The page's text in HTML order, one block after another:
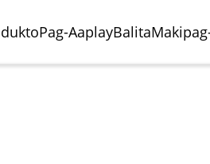
Pag-AaplayBalita